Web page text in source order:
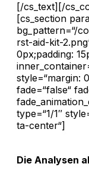
[/cs_text][/
[cs_section
bg_pattern=“/
rst-aid-kit-
0px;padding:
style=“margin:
fade=“false“
type=“1/1″
ta-center“]
Die Analysen